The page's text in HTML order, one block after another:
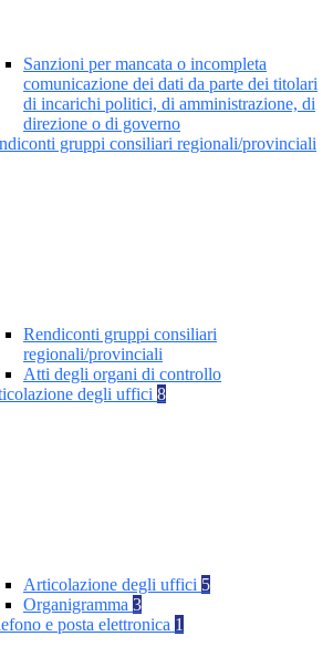
Sanzioni per mancata o incompleta
comunicazione dei dati da parte dei titolari
di incarichi politici, di amministrazione, di
direzione o di governo
gruppi consiliari regionali/provinciali
Rendiconti gruppi consiliari
regionali/provinciali
Atti degli organi di controllo
degli uffici 8
Articolazione degli uffici 5
Organigramma 3
e posta elettronica 1